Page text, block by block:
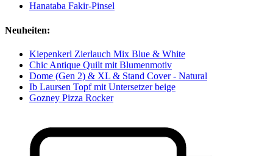
Hanataba Fakir-Pinsel
Neuheiten:
Kiepenkerl Zierlauch Mix Blue & White
Chic Antique Quilt mit Blumenmotiv
Dome (Gen 2) & XL & Stand Cover - Natural
Ib Laursen Topf mit Untersetzer beige
Gozney Pizza Rocker